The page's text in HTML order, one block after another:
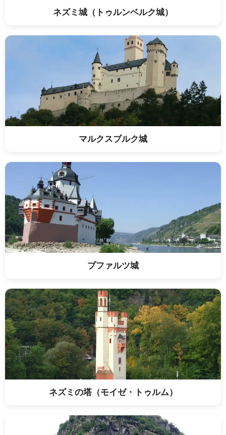
ネズミ城（トゥルンベルク城）
マルクスブルク城
プファルツ城
ネズミの塔（モイゼ・トゥルム）